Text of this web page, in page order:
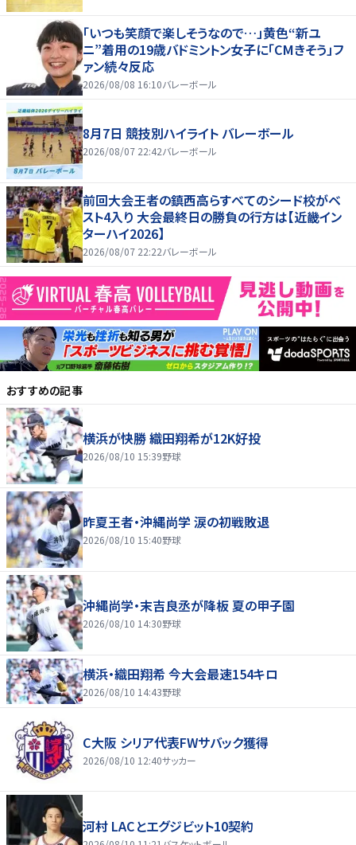
「いつも笑顔で楽しそうなので…」黄色“新ユ
ニ”着用の19歳バドミントン女子に「CMきそう」フ
ァン続々反応
2026/08/08 16:10バレーボール
8月7日 競技別ハイライト バレーボール
2026/08/07 22:42バレーボール
前回大会王者の鎮西高らすべてのシード校がベ
スト4入り 大会最終日の勝負の行方は【近畿イン
ターハイ2026】
2026/08/07 22:22バレーボール
おすすめの記事
横浜が快勝 織田翔希が12K好投
2026/08/10 15:39野球
昨夏王者・沖縄尚学 涙の初戦敗退
2026/08/10 15:40野球
沖縄尚学・末吉良丞が降板 夏の甲子園
2026/08/10 14:30野球
横浜・織田翔希 今大会最速154キロ
2026/08/10 14:43野球
C大阪 シリア代表FWサバック獲得
2026/08/10 12:40サッカー
河村 LACとエグジビット10契約